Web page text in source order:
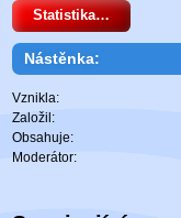
Statistika…
Nástěnka:
Vznikla:
Založil:
Obsahuje:
Moderátor: